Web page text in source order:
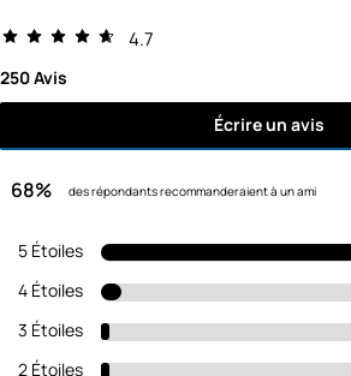
4.7
250 Avis
Écrire un avis
68% des répondants recommanderaient à un ami
5 Étoiles
4 Étoiles
3 Étoiles
2 Étoiles